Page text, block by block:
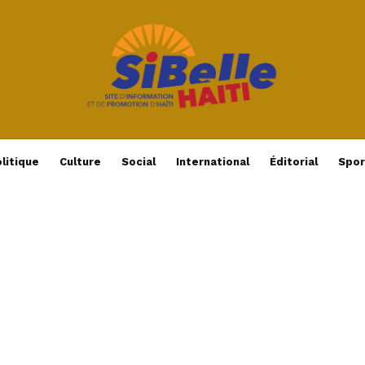
Culture Social International Éditorial